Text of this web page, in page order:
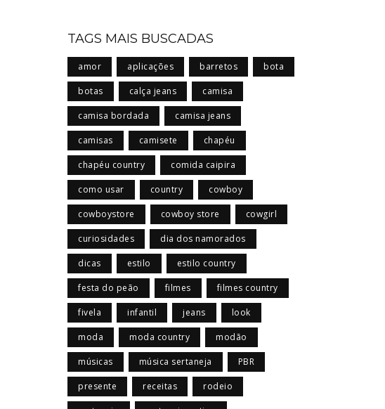
TAGS MAIS BUSCADAS
amor aplicações barretos bota
botas calça jeans camisa
camisa bordada camisa jeans
camisas camisete chapéu
chapéu country comida caipira
como usar country cowboy
cowboystore cowboy store cowgirl
curiosidades dia dos namorados
dicas estilo estilo country
festa do peão filmes filmes country
fivela infantil jeans look
moda moda country modão
músicas música sertaneja PBR
presente receitas rodeio